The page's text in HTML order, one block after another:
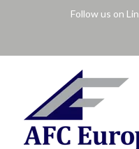
Follow us on